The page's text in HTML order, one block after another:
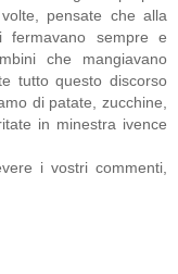
pensate che alla
fermavano sempre e
che mangiavano
tutto questo discorso
di patate, zucchine,
in minestra ivence
i vostri commenti,